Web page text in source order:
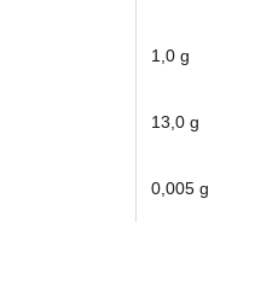
1,0 g
13,0 g
0,005 g